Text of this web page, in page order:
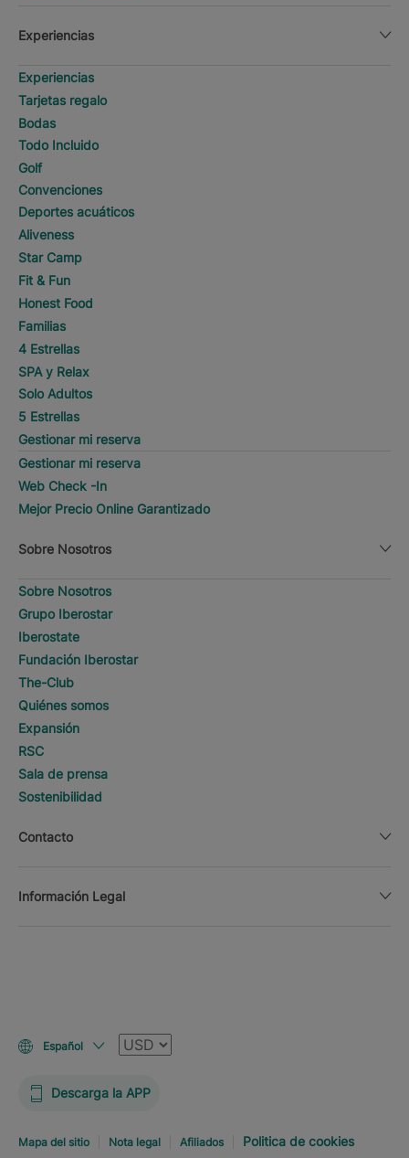
Experiencias
Experiencias
Tarjetas regalo
Bodas
Todo Incluido
Golf
Convenciones
Deportes acuáticos
Aliveness
Star Camp
Fit & Fun
Honest Food
Familias
4 Estrellas
SPA y Relax
Solo Adultos
5 Estrellas
Gestionar mi reserva
Gestionar mi reserva
Web Check -In
Mejor Precio Online Garantizado
Sobre Nosotros
Sobre Nosotros
Grupo Iberostar
Iberostate
Fundación Iberostar
The-Club
Quiénes somos
Expansión
RSC
Sala de prensa
Sostenibilidad
Contacto
Información Legal
Español Moneda
Descarga la APP
Mapa del sitio Nota legal Afiliados Politica de cookies